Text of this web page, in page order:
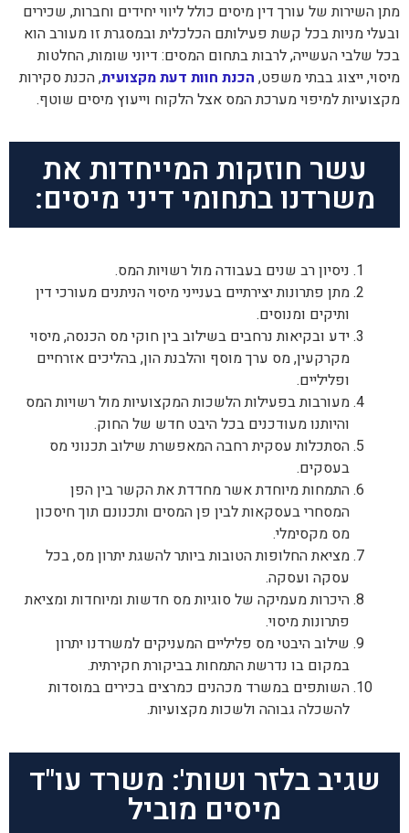
מתן השירות של עורך דין מיסים כולל ליווי יחידים וחברות, שכירים
ובעלי מניות בכל קשת פעילותם הכלכלית ובמסגרת זו מעורב הוא
בכל שלבי העשייה, לרבות בתחום המסים: דיוני שומות, החלטות
מיסוי, ייצוג בבתי משפט, הכנת חוות דעת מקצועית, הכנת סקירות
מקצועיות למיפוי מערכת המס אצל הלקוח וייעוץ מיסים שוטף.
עשר חוזקות המייחדות את
משרדנו בתחומי דיני מיסים:
ניסיון רב שנים בעבודה מול רשויות המס.
מתן פתרונות יצירתיים בענייני מיסוי הניתנים מעורכי דין
ותיקים ומנוסים.
ידע ובקיאות נרחבים בשילוב בין חוקי מס הכנסה, מיסוי
מקרקעין, מס ערך מוסף והלבנת הון, בהליכים אזרחיים
ופליליים.
מעורבות בפעילות הלשכות המקצועיות מול רשויות המס
והיותנו מעודכנים בכל היבט חדש של החוק.
הסתכלות עסקית רחבה המאפשרת שילוב תכנוני מס
בעסקים.
התמחות מיוחדת אשר מחדדת את הקשר בין הפן
המסחרי בעסקאות לבין פן המסים ותכנונם תוך חיסכון
מס מקסימלי.
מציאת החלופות הטובות ביותר להשגת יתרון מס, בכל
עסקה ועסקה.
היכרות מעמיקה של סוגיות מס חדשות ומיוחדות ומציאת
פתרונות מיסוי.
שילוב היבטי מס פליליים המעניקים למשרדנו יתרון
במקום בו נדרשת התמחות בביקורת חקירתית.
השותפים במשרד מכהנים כמרצים בכירים במוסדות
להשכלה גבוהה ולשכות מקצועיות.
שגיב בלזר ושות': משרד עו"ד
מיסים מוביל